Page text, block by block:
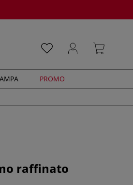
PROMO
raffinato